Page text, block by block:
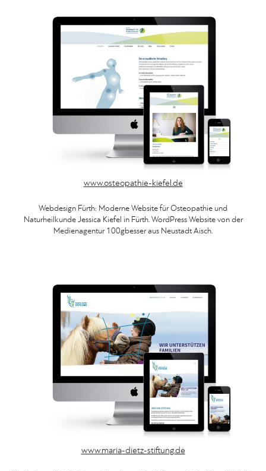
www.osteopathie-kiefel.de
Webdesign Fürth: Moderne Website für Osteopathie und
Naturheilkunde Jessica Kiefel in Fürth. WordPress Website von der
Medienagentur 100gbesser aus Neustadt Aisch.
www.maria-dietz-stiftung.de